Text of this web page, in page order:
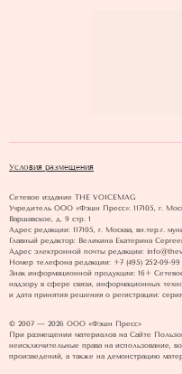
Условия размещения
Сетевое издание THE VOICEMAG
Учредитель ООО «Фэшн Пресс»: 117105, г.
Варшавское, д. 9 стр. 1
Адрес редакции: 117105, г. Москва, вн.тер.г.
Главный редактор: Великина Екатерина
Адрес электронной почты редакции:
Номер телефона редакции: +7 (495) 252-09-99
Знак информационной продукции: 16+
надзору в сфере связи, информационных
и дата принятия решения о регистрации:
© 2007 — 2026 ООО «Фэшн Пресс»
При размещении материалов на Сайте
неисключительные права на использование,
произведений, а также на демонстрацию